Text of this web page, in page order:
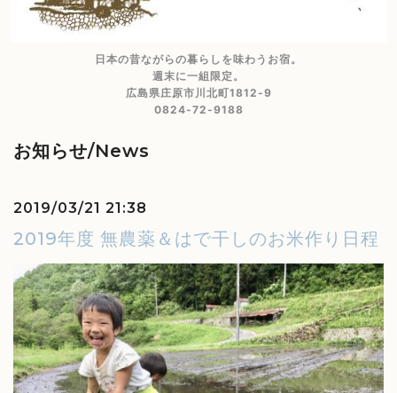
日本の昔ながらの暮らしを味わうお宿。
週末に一組限定。
広島県庄原市川北町1812-9
0824-72-9188
お知らせ/News
2019/03/21 21:38
2019年度 無農薬＆はで干しのお米作り日程